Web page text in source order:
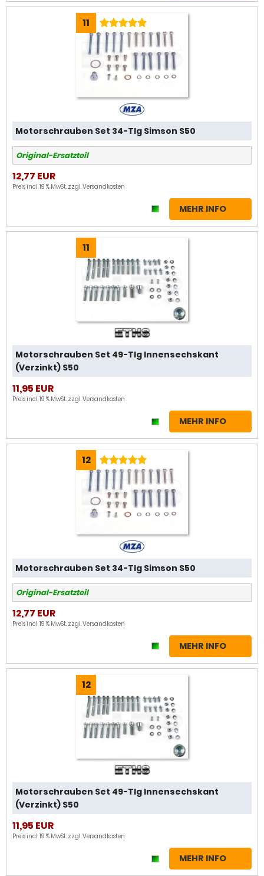
11
Motorschrauben Set 34-Tlg Simson S50
Original-Ersatzteil
12,77 EUR
Preis incl. 19 % MwSt. zzgl.Versandkosten
MEHR INFO
11
Motorschrauben Set 49-Tlg Innensechskant
(Verzinkt) S50
11,95 EUR
Preis incl. 19 % MwSt. zzgl.Versandkosten
MEHR INFO
12
Motorschrauben Set 34-Tlg Simson S50
Original-Ersatzteil
12,77 EUR
Preis incl. 19 % MwSt. zzgl.Versandkosten
MEHR INFO
12
Motorschrauben Set 49-Tlg Innensechskant
(Verzinkt) S50
11,95 EUR
Preis incl. 19 % MwSt. zzgl.Versandkosten
MEHR INFO